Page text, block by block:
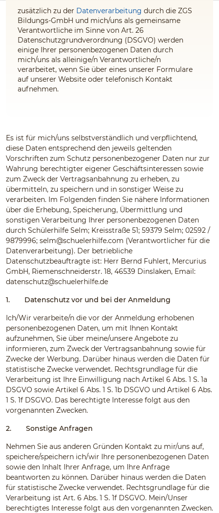
zusätzlich zu der Datenverarbeitung durch die ZGS
Bildungs-GmbH und mich/uns als gemeinsame
Verantwortliche im Sinne von Art. 26
Datenschutzgrundverordnung (DSGVO) werden
einige Ihrer personenbezogenen Daten durch
mich/uns als alleinige/n Verantwortliche/n
verarbeitet, wenn Sie über eines unserer Formulare
auf unserer Website oder telefonisch Kontakt
aufnehmen.
Es ist für mich/uns selbstverständlich und verpflichtend,
diese Daten entsprechend den jeweils geltenden
Vorschriften zum Schutz personenbezogener Daten nur zur
Wahrung berechtigter eigener Geschäftsinteressen sowie
zum Zweck der Vertragsanbahnung zu erheben, zu
übermitteln, zu speichern und in sonstiger Weise zu
verarbeiten. Im Folgenden finden Sie nähere Informationen
über die Erhebung, Speicherung, Übermittlung und
sonstigen Verarbeitung Ihrer personenbezogenen Daten
durch Schülerhilfe Selm; Kreisstraße 51; 59379 Selm; 02592 /
9879996; selm@schuelerhilfe.com (Verantwortlicher für die
Datenverarbeitung). Der betriebliche
Datenschutzbeauftragte ist: Herr Bernd Fuhlert, Mercurius
GmbH, Riemenschneiderstr. 18, 46539 Dinslaken, Email:
datenschutz@schuelerhilfe.de
1. Datenschutz vor und bei der Anmeldung
Ich/Wir verarbeite/n die vor der Anmeldung erhobenen
personenbezogenen Daten, um mit Ihnen Kontakt
aufzunehmen, Sie über meine/unsere Angebote zu
informieren, zum Zweck der Vertragsanbahnung sowie für
Zwecke der Werbung. Darüber hinaus werden die Daten für
statistische Zwecke verwendet. Rechtsgrundlage für die
Verarbeitung ist Ihre Einwilligung nach Artikel 6 Abs. 1 S. 1a
DSGVO sowie Artikel 6 Abs. 1 S. 1b DSGVO und Artikel 6 Abs.
1 S. 1f DSGVO. Das berechtigte Interesse folgt aus den
vorgenannten Zwecken.
2. Sonstige Anfragen
Nehmen Sie aus anderen Gründen Kontakt zu mir/uns auf,
speichere/speichern ich/wir Ihre personenbezogenen Daten
sowie den Inhalt Ihrer Anfrage, um Ihre Anfrage
beantworten zu können. Darüber hinaus werden die Daten
für statistische Zwecke verwendet. Rechtsgrundlage für die
Verarbeitung ist Art. 6 Abs. 1 S. 1f DSGVO. Mein/Unser
berechtigtes Interesse folgt aus den vorgenannten Zwecken.